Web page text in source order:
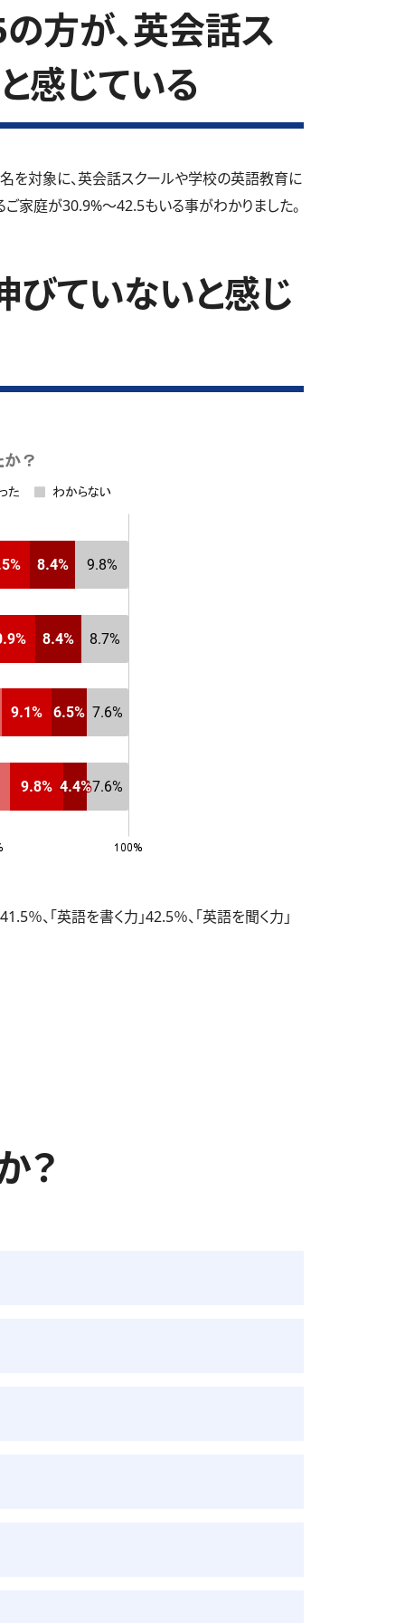
方が、英会話ス
感じている
を対象に、英会話スクールや学校の英語教育に
ご家庭が30.9%～42.5もいる事がわかりました。
びていないと感じ
、「英語を書く力」42.5％、「英語を聞く力」
？